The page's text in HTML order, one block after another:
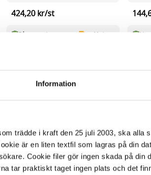
Information
trädde i kraft den 25 juli 2003, ska alla
är en liten textfil som lagras på din
Cookie filer gör ingen skada på din
tar praktiskt taget ingen plats och det
424,20 kr/st
På externt lager ca 11 dagar I